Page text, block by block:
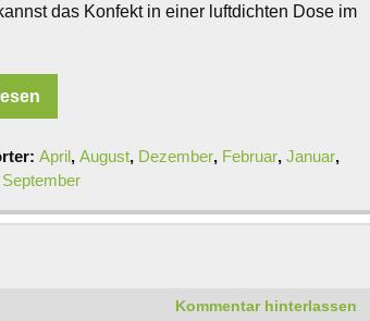
das Konfekt in einer luftdichten Dose im
April, August, Dezember, Februar, Januar,
September
Kommentar hinterlassen